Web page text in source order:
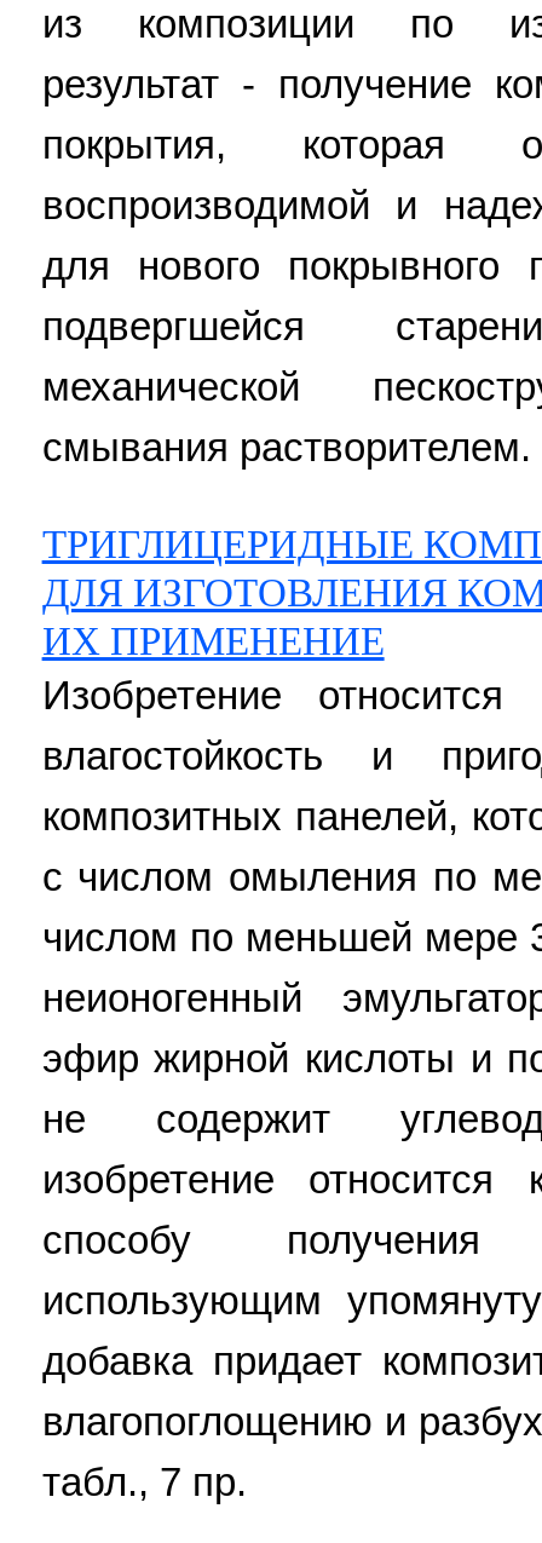
из композиции по
результат - получение
покрытия, которая
воспроизводимой и
для нового покрывного
подвергшейся
механической
смывания
ТРИГЛИЦЕРИДНЫЕ
ДЛЯ ИЗГОТОВЛЕНИЯ
ИХ ПРИМЕНЕНИЕ
Изобретение
влагостойкость и
композитных панелей,
с числом омыления по
числом по меньшей мере
неионогенный
эфир жирной кислоты и
не содержит
изобретение
способу получения
использующим
добавка придает
влагопоглощению и
табл., 7 пр.